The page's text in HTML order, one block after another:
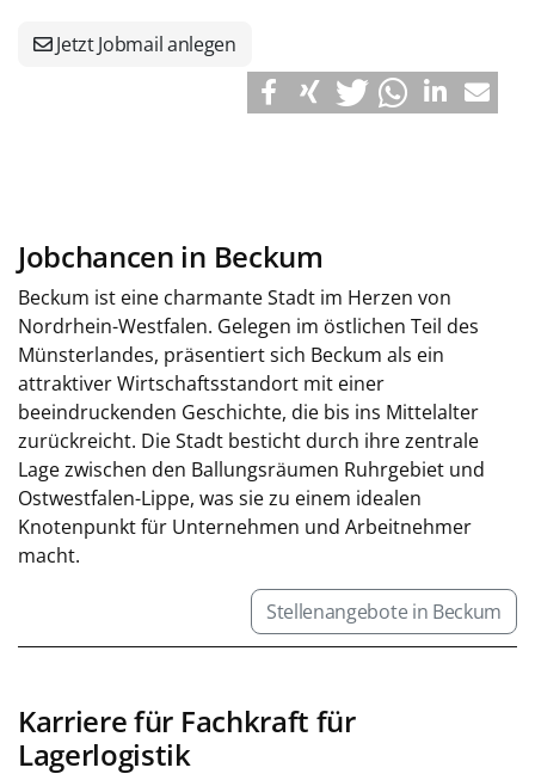
Jetzt Jobmail anlegen
Jobchancen in Beckum
Beckum ist eine charmante Stadt im Herzen von
Nordrhein-Westfalen. Gelegen im östlichen Teil des
Münsterlandes, präsentiert sich Beckum als ein
attraktiver Wirtschaftsstandort mit einer
beeindruckenden Geschichte, die bis ins Mittelalter
zurückreicht. Die Stadt besticht durch ihre zentrale
Lage zwischen den Ballungsräumen Ruhrgebiet und
Ostwestfalen-Lippe, was sie zu einem idealen
Knotenpunkt für Unternehmen und Arbeitnehmer
macht.
Stellenangebote in Beckum
Karriere für Fachkraft für
Lagerlogistik